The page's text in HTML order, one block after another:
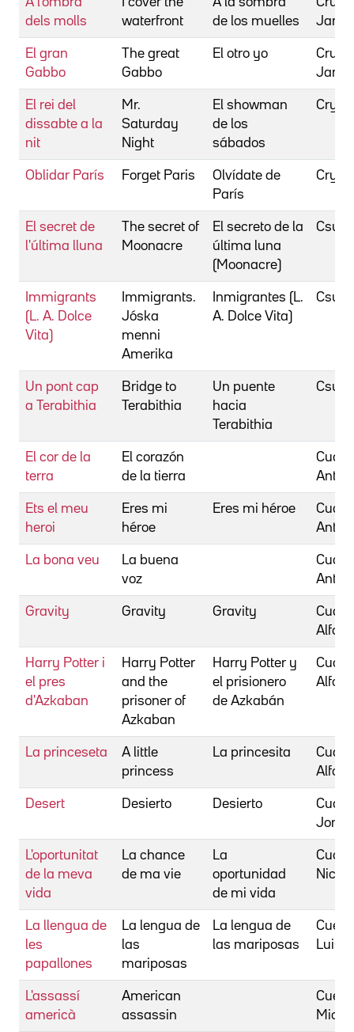
dels molls
waterfront
de los muelles
El gran
Gabbo
The great
Gabbo
El otro yo
Cruze,
El rei del
dissabte a la
nit
Mr.
Saturday
Night
El showman
de los
sábados
Oblidar París Forget Paris
Olvídate de
París
El secret de
l'última lluna
The secret of
Moonacre
El secreto de la
última luna
(Moonacre)
Immigrants
(L. A. Dolce
Vita)
Immigrants.
Jóska
menni
Amerika
Inmigrantes (L.
A. Dolce Vita)
Un pont cap
a Terabithia
Bridge to
Terabithia
Un puente
hacia
Terabithia
El cor de la
terra
El corazón
de la tierra
Ets el meu
heroi
Eres mi
héroe
Eres mi héroe
La bona veu
La buena
voz
Gravity Gravity Gravity
Harry Potter i
el pres
d'Azkaban
Harry Potter
and the
prisoner of
Azkaban
Harry Potter y
el prisionero
de Azkabán
La princeseta
A little
princess
La princesita
Desert Desierto Desierto
Jonás
L'oportunitat
de la meva
vida
La chance
de ma vie
La
oportunidad
de mi vida
La llengua de
les
papallones
La lengua de
las
mariposas
La lengua de
las mariposas
Luis
L'assassí
americà
American
assassin